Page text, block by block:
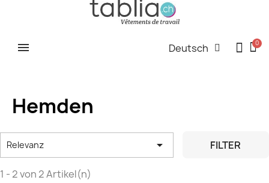
Deutsch
Hemden
Relevanz  FILTER
1 - 2 von 2 Artikel(n)